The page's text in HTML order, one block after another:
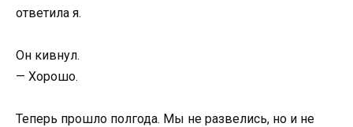
ответила я.
Он кивнул.
— Хорошо.
Теперь прошло полгода. Мы не развелись, но и не